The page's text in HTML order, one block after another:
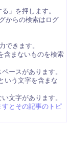
」を押します。
からの検索はログ
できます。
含まないものを検索
スがあります。
いう文字を含まな
文字があります。
とその記事のトピ